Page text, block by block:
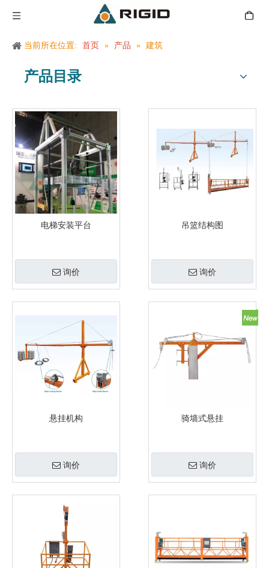
当前所在位置: 首页 » 产品 » 建筑
产品目录
电梯安装平台
询价
吊篮结构图
询价
悬挂机构
询价
骑墙式悬挂
询价